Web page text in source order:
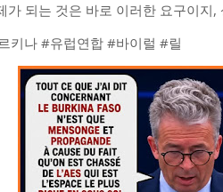
가 되는 것은 바로 이러한 요구이지,
키나 #유럽연합 #바이럴 #릴